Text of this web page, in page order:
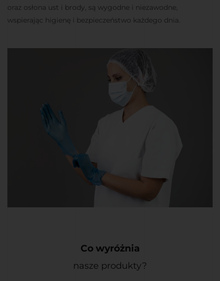
oraz osłona ust i brody, są wygodne i niezawodne,
wspierając higienę i bezpieczeństwo każdego dnia.
Co wyróżnia
nasze produkty?